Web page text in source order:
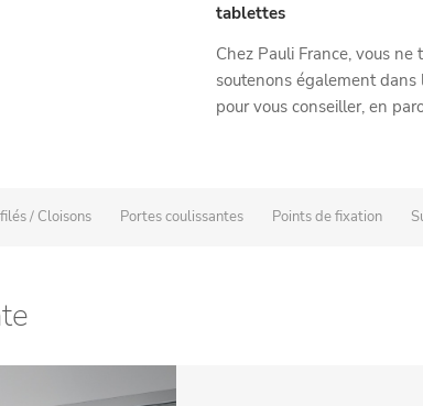
tablettes
Chez Pauli France, vous
soutenons également dans
pour vous conseiller, en
/ Cloisons Portes coulissantes Points de fixation